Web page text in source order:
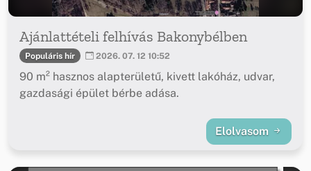
Ajánlattételi felhívás Bakonybélben
Populáris hír 2026. 07. 12 10:52
90 m² hasznos alapterületű, kivett lakóház, udvar,
gazdasági épület bérbe adása.
Elolvasom